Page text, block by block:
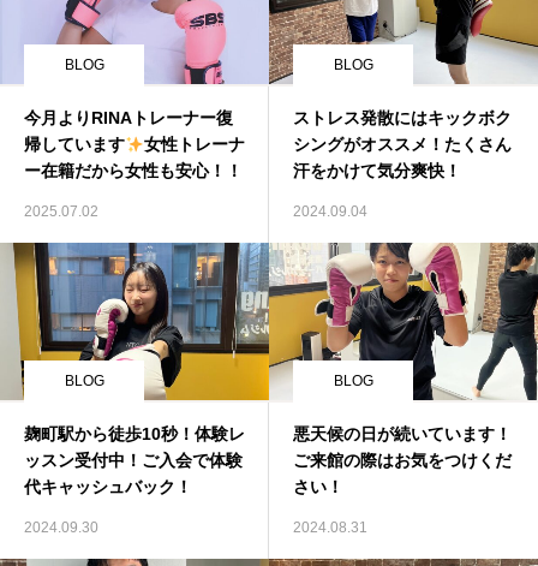
BLOG
今月よりRINAトレーナー復
帰しています
女性トレーナ
ー在籍だから女性も安心！！
2025.07.02
BLOG
ストレス発散にはキックボク
シングがオススメ！たくさん
汗をかけて気分爽快！
2024.09.04
BLOG
麹町駅から徒歩10秒！体験レ
ッスン受付中！ご入会で体験
代キャッシュバック！
2024.09.30
BLOG
悪天候の日が続いています！
ご来館の際はお気をつけくだ
さい！
2024.08.31